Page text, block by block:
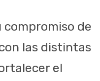
compromiso de
las distintas
el